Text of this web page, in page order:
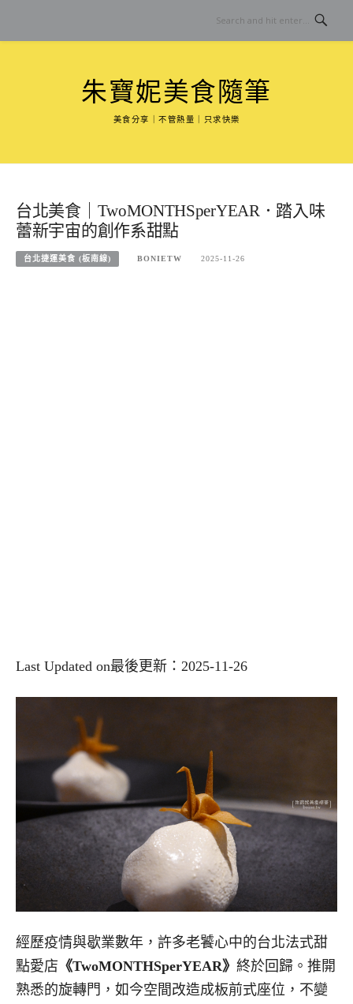
content
朱寶妮美食隨筆
美食分享｜不管熱量｜只求快樂
台北美食｜TwoMONTHSperYEAR．踏入味
蕾新宇宙的創作系甜點
台北捷運美食 (板南線) BONIETW 2025-11-26
Last Updated on最後更新：2025-11-26
經歷疫情與歇業數年，許多老饕心中的台北法式甜
點愛店 《TwoMONTHSperYEAR》 終於回歸。推開
熟悉的旋轉門，如今空間改造成板前式座位，不變